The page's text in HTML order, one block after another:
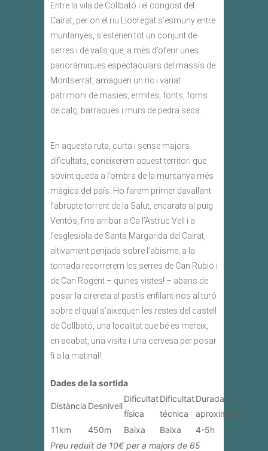
Entre la vila de Collbató i el congost del
Cairat, per on el riu Llobregat s’esmuny entre
muntanyes, s’estenen tot un conjunt de
serres i de valls que, a més d’oferir unes
panoràmiques espectaculars del massís de
Montserrat, amaguen un ric i variat
patrimoni de masies, ermites, fonts, forns
de calç, barraques i murs de pedra seca.
En aquesta ruta, curta i sense majors
dificultats, coneixerem aquest territori que
sovint queda a l’ombra de la muntanya més
màgica del país. Ho farem primer davallant
l’abrupte torrent de la Salut, encarats al puig
Ventós, fins arribar a Ca l’Astruc Vell i a
l’esglesiola de Santa Margarida del Cairat,
altivament penjada sobre l’abisme; a la
tornada recorrerem les serres de Can Rubió i
de Can Rogent – quines vistes! – abans de
posar la cirereta al pastís enfilant-nos al turó
sobre el qual s’aixequen les restes del castell
de Collbató, una localitat que bé es mereix,
en acabat, una visita i una cervesa per posar
fi a la matinal!
Dades de la sortida
Distància Desnivell
Dificultat
física
Dificultat
técnica
Durada
aproximada
11km
450m Baixa Baixa
4-5h
Preu reduït de 10€ per a majors de 65